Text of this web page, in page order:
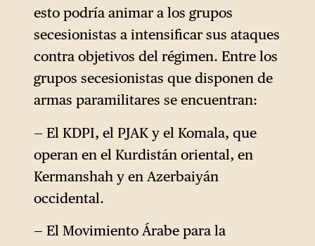
esto podría animar a los grupos
secesionistas a intensificar sus ataques
contra objetivos del régimen. Entre los
grupos secesionistas que disponen de
armas paramilitares se encuentran:
— El KDPI, el PJAK y el Komala, que
operan en el Kurdistán oriental, en
Kermanshah y en Azerbaiyán
occidental.
— El Movimiento Árabe para la